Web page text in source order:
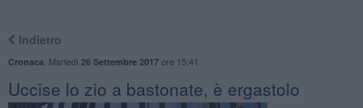
Indietro
Cronaca Martedì 26 Settembre 2017ore 15:41
Uccise lo zio a bastonate, è ergastolo